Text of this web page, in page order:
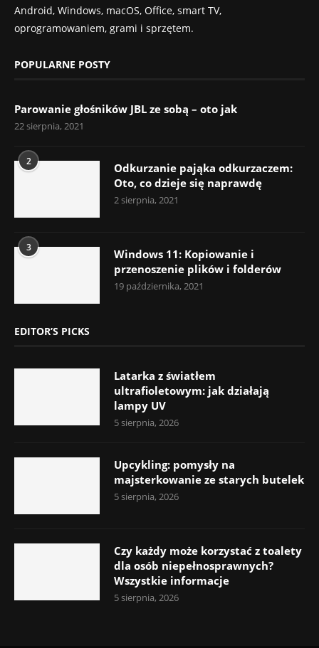
Android, Windows, macOS, Office, smart TV,
oprogramowaniem, grami i sprzętem.
POPULARNE POSTY
Parowanie głośników JBL ze sobą – oto jak
22 sierpnia, 2021
2
Odkurzanie pająka odkurzaczem:
Oto, co dzieje się naprawdę
2 sierpnia, 2021
3
Windows 11: Kopiowanie i
przenoszenie plików i folderów
19 października, 2021
EDITOR’S PICKS
Latarka z światłem
ultrafioletowym: jak działają
lampy UV
5 sierpnia, 2026
Upcykling: pomysły na
majsterkowanie ze starych butelek
5 sierpnia, 2026
Czy każdy może korzystać z toalety
dla osób niepełnosprawnych?
Wszystkie informacje
5 sierpnia, 2026